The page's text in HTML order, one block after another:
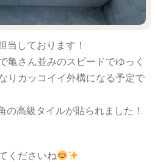
当しております！
亀さん並みのスピードでゆっく
りカッコイイ外構になる予定で
高級タイルが貼られました！
くださいね